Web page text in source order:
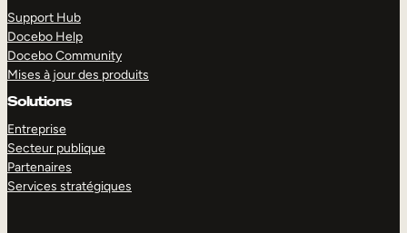
Support Hub
Docebo Help
Docebo Community
Mises à jour des produits
Solutions
Entreprise
Secteur publique
Partenaires
Services stratégiques